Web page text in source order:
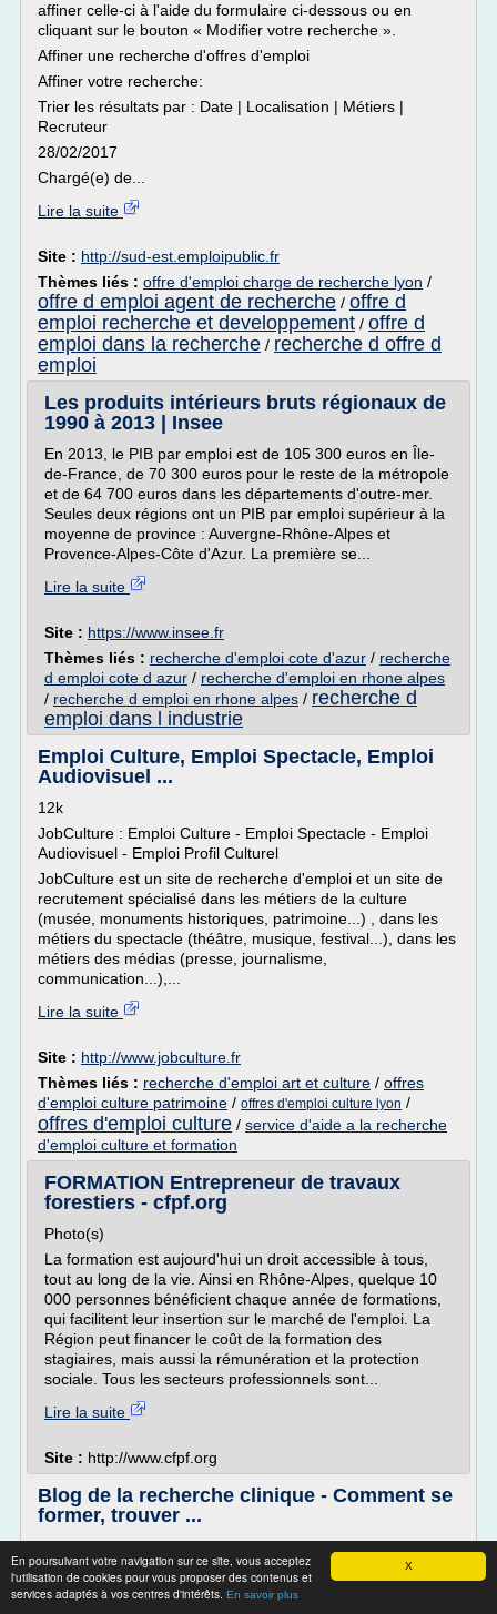
X
En poursuivant votre navigation sur ce site, vous acceptez
l'utilisation de cookies pour vous proposer des contenus et
services adaptés à vos centres d'intérêts. En savoir plus
affiner celle-ci à l'aide du formulaire ci-dessous ou en
cliquant sur le bouton « Modifier votre recherche ».
Affiner une recherche d'offres d'emploi
Affiner votre recherche:
Trier les résultats par : Date | Localisation | Métiers |
Recruteur
28/02/2017
Chargé(e) de...
Lire la suite
Site : http://sud-est.emploipublic.fr
Thèmes liés : offre d'emploi charge de recherche lyon /
offre d emploi agent de recherche / offre d
emploi recherche et developpement / offre d
emploi dans la recherche / recherche d offre d
emploi
Les produits intérieurs bruts régionaux de
1990 à 2013 | Insee
En 2013, le PIB par emploi est de 105 300 euros en Île-
de-France, de 70 300 euros pour le reste de la métropole
et de 64 700 euros dans les départements d'outre-mer.
Seules deux régions ont un PIB par emploi supérieur à la
moyenne de province : Auvergne-Rhône-Alpes et
Provence-Alpes-Côte d'Azur. La première se...
Lire la suite
Site : https://www.insee.fr
Thèmes liés : recherche d'emploi cote d'azur / recherche
d emploi cote d azur / recherche d'emploi en rhone alpes
/ recherche d emploi en rhone alpes / recherche d
emploi dans l industrie
Emploi Culture, Emploi Spectacle, Emploi
Audiovisuel ...
12k
JobCulture : Emploi Culture - Emploi Spectacle - Emploi
Audiovisuel - Emploi Profil Culturel
JobCulture est un site de recherche d'emploi et un site de
recrutement spécialisé dans les métiers de la culture
(musée, monuments historiques, patrimoine...) , dans les
métiers du spectacle (théâtre, musique, festival...), dans les
métiers des médias (presse, journalisme,
communication...),...
Lire la suite
Site : http://www.jobculture.fr
Thèmes liés : recherche d'emploi art et culture / offres
d'emploi culture patrimoine / offres d'emploi culture lyon /
offres d'emploi culture / service d'aide a la recherche
d'emploi culture et formation
FORMATION Entrepreneur de travaux
forestiers - cfpf.org
Photo(s)
La formation est aujourd'hui un droit accessible à tous,
tout au long de la vie. Ainsi en Rhône-Alpes, quelque 10
000 personnes bénéficient chaque année de formations,
qui facilitent leur insertion sur le marché de l'emploi. La
Région peut financer le coût de la formation des
stagiaires, mais aussi la rémunération et la protection
sociale. Tous les secteurs professionnels sont...
Lire la suite
Site : http://www.cfpf.org
Blog de la recherche clinique - Comment se
former, trouver ...
Comment se former, trouver un emploi et pratiquer le
métier d'attaché de recherche clinique
Menu